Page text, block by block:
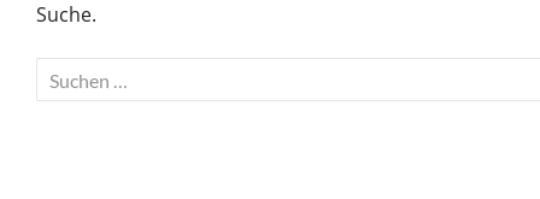
Suche.
Suchen
nach: